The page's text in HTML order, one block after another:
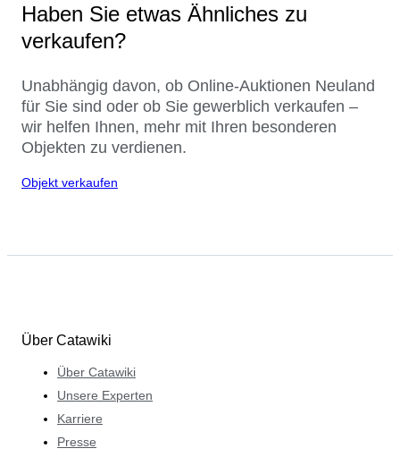
Haben Sie etwas Ähnliches zu
verkaufen?
Unabhängig davon, ob Online-Auktionen Neuland
für Sie sind oder ob Sie gewerblich verkaufen –
wir helfen Ihnen, mehr mit Ihren besonderen
Objekten zu verdienen.
Objekt verkaufen
Über Catawiki
Über Catawiki
Unsere Experten
Karriere
Presse